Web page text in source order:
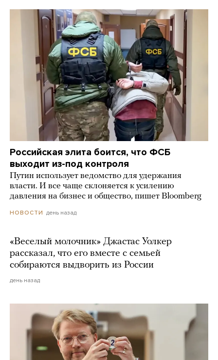
Российская элита боится, что ФСБ
выходит из-под контроля
Путин использует ведомство для удержания
власти. И все чаще склоняется к усилению
давления на бизнес и общество, пишет Bloomberg
НОВОСТИ день назад
«Веселый молочник» Джастас Уолкер
рассказал, что его вместе с семьей
собираются выдворить из России
день назад